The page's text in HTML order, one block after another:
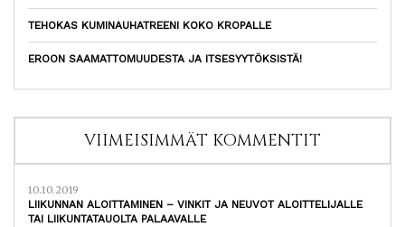
TEHOKAS KUMINAUHATREENI KOKO KROPALLE
EROON SAAMATTOMUUDESTA JA ITSESYYTÖKSISTÄ!
VIIMEISIMMÄT KOMMENTIT
10.10.2019
LIIKUNNAN ALOITTAMINEN – VINKIT JA NEUVOT ALOITTELIJALLE
TAI LIIKUNTATAUOLTA PALAAVALLE